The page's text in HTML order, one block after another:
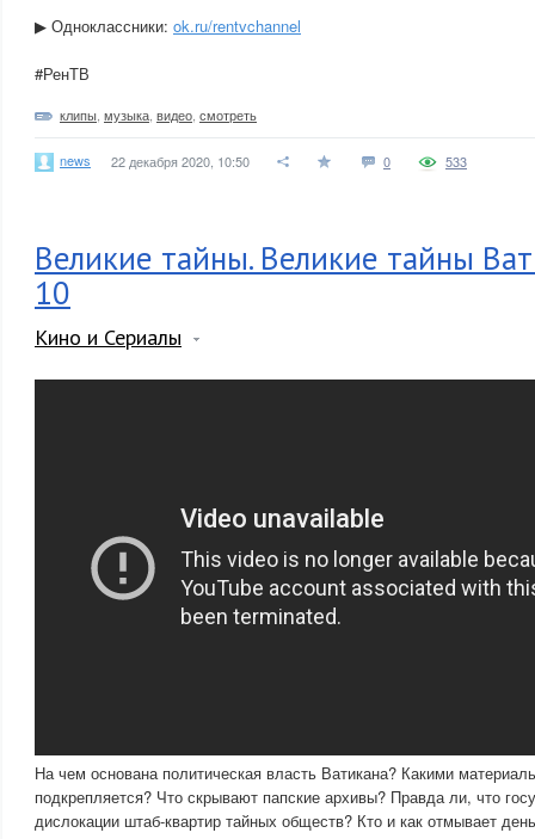
▶ Одноклассники: ok.ru/rentvchannel
#РенТВ
клипы музыка видео смотреть
news 22 декабря 2020, 10:50 0 533
Великие тайны. Великие тайны
10
Кино и Сериалы
На чем основана политическая власть Ватикана? Какими
подкрепляется? Что скрывают папские архивы? Правда ли, что
дислокации штаб-квартир тайных обществ? Кто и как отмывает